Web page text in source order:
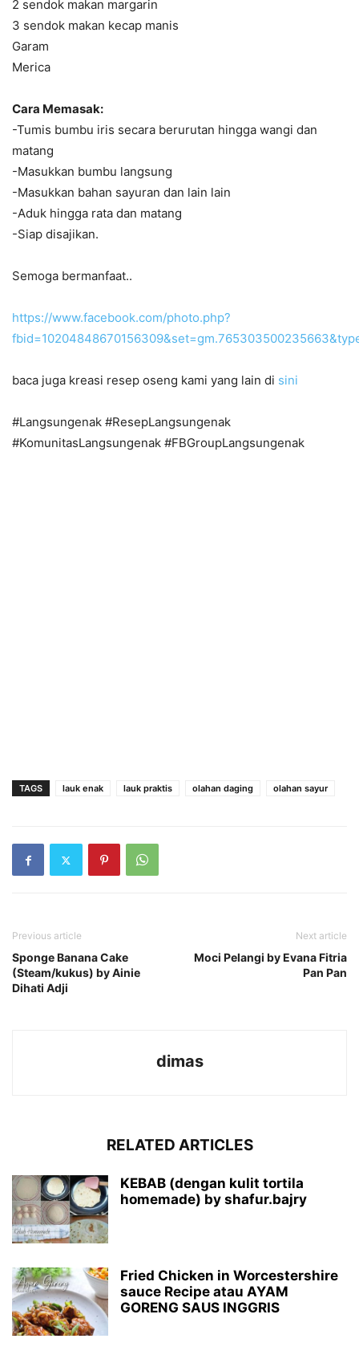
2 sendok makan margarin
3 sendok makan kecap manis
Garam
Merica
Cara Memasak:
-Tumis bumbu iris secara berurutan hingga wangi dan
matang
-Masukkan bumbu langsung
-Masukkan bahan sayuran dan lain lain
-Aduk hingga rata dan matang
-Siap disajikan.
Semoga bermanfaat..
https://www.facebook.com/photo.php?
baca juga kreasi resep oseng kami yang lain di sini
#Langsungenak #ResepLangsungenak
#KomunitasLangsungenak #FBGroupLangsungenak
TAGS lauk enak lauk praktis olahan daging olahan sayur
Previous article
Sponge Banana Cake
(Steam/kukus) by Ainie
Dihati Adji
Next article
Moci Pelangi by Evana Fitria
Pan Pan
dimas
RELATED ARTICLES
KEBAB (dengan kulit tortila
homemade) by shafur.bajry
Fried Chicken in Worcestershire
sauce Recipe atau AYAM
GORENG SAUS INGGRIS